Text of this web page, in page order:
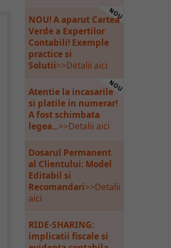
NOU! A aparut Cartea
Verde a Expertilor
Contabili! Exemple
practice si
Solutii>>Detalii aici
Atentie la incasarile
si platile in numerar!
A fost schimbata
legea...>>Detalii aici
Dosarul Permanent
al Clientului: Model
Editabil si
Recomandari>>Detalii
aici
RIDE-SHARING:
implicatii fiscale si